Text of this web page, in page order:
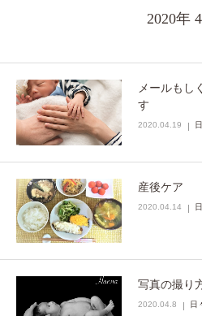
2020年
メールもし
す
2020.04.19
産後ケア
2020.04.14
写真の撮り
2020.04.8 日